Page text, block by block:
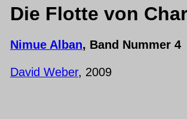
Die Flotte von
Nimue Alban, Band Nummer 4
David Weber, 2009